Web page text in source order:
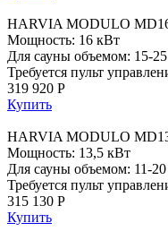
HARVIA MODULO
Мощность: 16 кВт
Для сауны объемом: 15-
Требуется пульт
319 920 Р
Купить
HARVIA MODULO
Мощность: 13,5 кВт
Для сауны объемом: 11-
Требуется пульт
315 130 Р
Купить